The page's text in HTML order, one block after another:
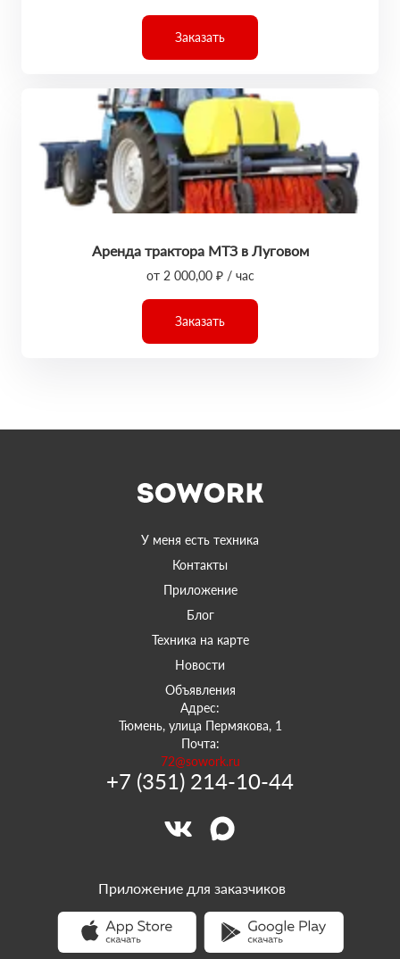
Заказать
Аренда трактора МТЗ в Луговом
от 2 000,00 ₽ / час
Заказать
У меня есть техника
Контакты
Приложение
Блог
Техника на карте
Новости
Объявления
Адрес:
Тюмень, улица Пермякова, 1
Почта:
72@sowork.ru
+7 (351) 214-10-44
Приложение для заказчиков